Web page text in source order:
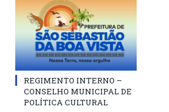
REGIMENTO INTERNO –
CONSELHO MUNICIPAL DE
POLÍTICA CULTURAL